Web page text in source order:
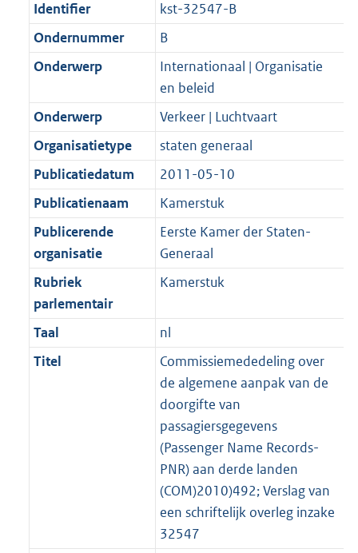
Identifier
kst-32547-B
Ondernummer
B
Onderwerp
Internationaal | Organisatie
en beleid
Onderwerp
Verkeer | Luchtvaart
Organisatietype
staten generaal
Publicatiedatum
2011-05-10
Publicatienaam
Kamerstuk
Publicerende
organisatie
Eerste Kamer der Staten-
Generaal
Rubriek
parlementair
Kamerstuk
Taal
nl
Titel
Commissiemededeling over
de algemene aanpak van de
doorgifte van
passagiersgegevens
(Passenger Name Records-
PNR) aan derde landen
(COM)2010)492; Verslag van
een schriftelijk overleg inzake
32547